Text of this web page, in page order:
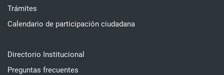
Trámites
Calendario de participación ciudadana
Directorio Institucional
Preguntas frecuentes